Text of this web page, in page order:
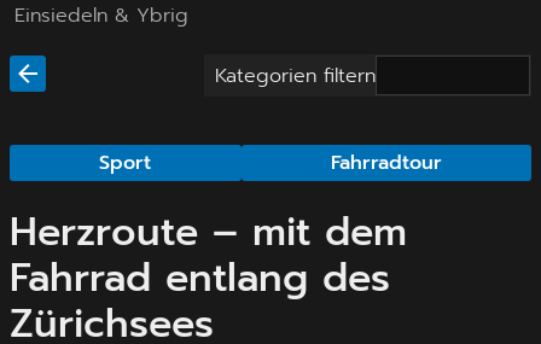
Einsiedeln & Ybrig
Kategorien filtern
Sport Fahrradtour
Herzroute – mit dem
Fahrrad entlang des
Zürichsees